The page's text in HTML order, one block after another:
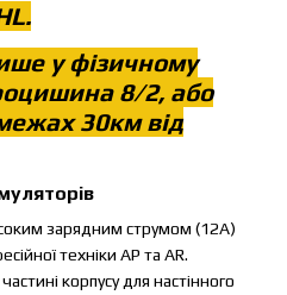
у фізичному
8/2, або
30км від
зарядним струмом (12А)
техніки AP та AR.
корпусу для настінного